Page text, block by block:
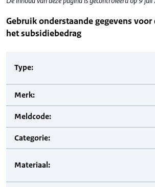
Gebruik onderstaande gegevens
het subsidiebedrag
Type:
Merk:
Meldcode:
Categorie:
Materiaal: